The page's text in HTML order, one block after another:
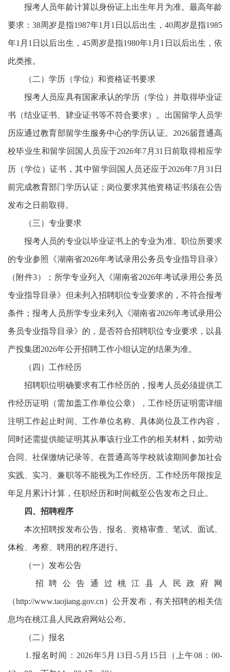
报考人员年龄计算以身份证上出生年月为准。最高年龄
要求：38周岁是指1987年1月1日以后出生，40周岁是指1985
年1月1日以后出生，45周岁是指1980年1月1日以后出生，依
此类推。
（二）学历（学位）和资格证书要求
报考人员应具有国家承认的学历（学位）并取得毕业证
书（结业证书、肄业证书等不符合要求）。出国留学人员学
历应通过教育部留学生服务中心的学历认证。2026届普通高
校毕业生和留学回国人员应于2026年7月31日前取得相应学
历（学位）证书，其中留学回国人员还应于2026年7月31日
前完成教育部门学历认证；岗位要求其他资格证书须在公告
发布之日前取得。
（三）专业要求
报考人员的专业以毕业证书上的专业为准。职位所要求
的专业参照《湖南省2026年考试录用公务员专业指导目录》
（附件3）；所学专业列入《湖南省2026年考试录用公务员
专业指导目录》但未列入招聘职位专业要求的，不符合报考
条件；报考人员所学专业未列入《湖南省2026年考试录用公
务员专业指导目录》的，是否符合招聘职位专业要求，以县
产投集团2026年公开招聘工作小组认定的结果为准。
（四）工作经历
招聘职位明确要求有工作经历的，报考人员必须提供工
作经历证明（需加盖工作单位公章），工作经历证明需详细
注明工作起止时间、工作单位名称、具体岗位及工作内容，
同时还需提供能证明其从事该行业工作的相关材料，如劳动
合同、社保缴纳记录等。在普通高等学校就读期间参加社会
实践、实习、兼职等不能视为工作经历。工作经历年限按足
年足月累计计算，任职经历和时间截至公告发布之日止。
四、招聘程序
本次招聘按发布公告、报名、资格审查、笔试、面试、
体检、考察、聘用的程序进行。
（一）发布公告
招聘公告通过桃江县人民政府网
（http://www.taojiang.gov.cn）公开发布，有关招聘的相关信
息均在桃江县人民政府网站公布。
（二）报名
1.报名时间：2026年5月13日-5月15日（上午08：00-